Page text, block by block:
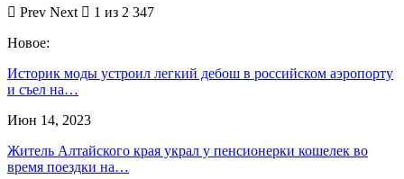
Prev Next
1 из 2 347
Новое:
Историк моды устроил легкий дебош в российском аэропорту
и съел на…
Июн 14, 2023
Житель Алтайского края украл у пенсионерки кошелек во
время поездки на…